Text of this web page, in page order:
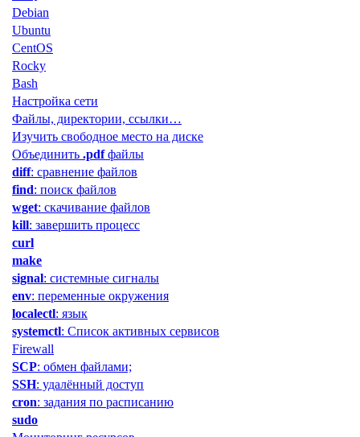
Debian
Ubuntu
CentOS
Rocky
Bash
Настройка сети
Файлы, директории, ссылки…
Изучить свободное место на диске
Объединить .pdfфайлы
diff: сравнение файлов
find: поиск файлов
wget: скачивание файлов
kill: завершить процесс
curl
make
signal: системные сигналы
env: переменные окружения
localectl: язык
systemctl: Список активных сервисов
Firewall
SCP: обмен файлами;
SSH: удалённый доступ
cron: задания по расписанию
sudo